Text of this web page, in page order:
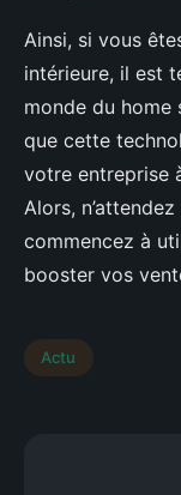
Ainsi, si vous
intérieure, il est
monde du
que cette
votre entreprise
Alors,
commencez à
booster vos
Actu